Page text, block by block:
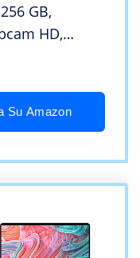
GB,
HD,
Su Amazon